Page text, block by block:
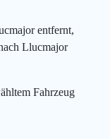
entfernt,
Llucmajor
Fahrzeug